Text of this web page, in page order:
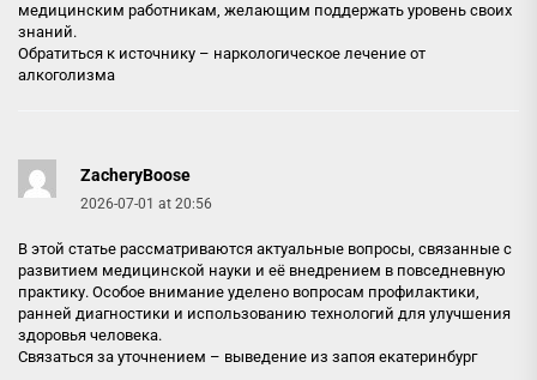
медицинским работникам, желающим поддержать уровень своих
знаний.
Обратиться к источнику – наркологическое лечение от
алкоголизма
ZacheryBoose
2026-07-01 at 20:56
В этой статье рассматриваются актуальные вопросы, связанные с
развитием медицинской науки и её внедрением в повседневную
практику. Особое внимание уделено вопросам профилактики,
ранней диагностики и использованию технологий для улучшения
здоровья человека.
Связаться за уточнением – выведение из запоя екатеринбург